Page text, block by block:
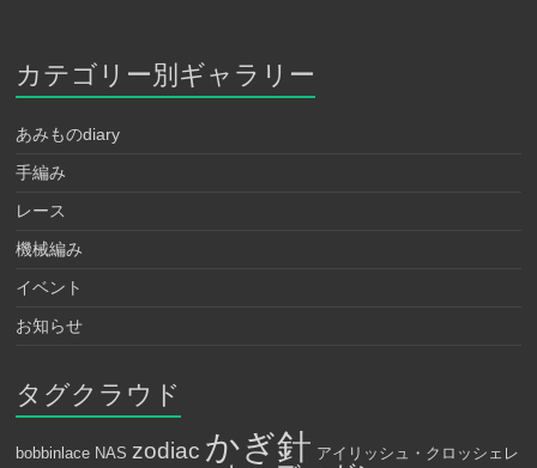
カテゴリー別ギャラリー
あみものdiary
手編み
レース
機械編み
イベント
お知らせ
タグクラウド
bobbinlace NAS zodiac かぎ針 アイリッシュ・クロッシェレ